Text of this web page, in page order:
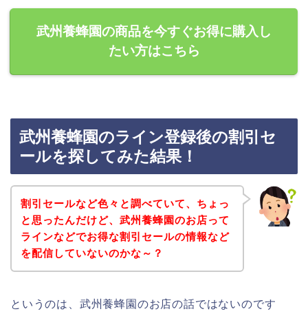
武州養蜂園の商品を今すぐお得に購入し
たい方はこちら
武州養蜂園のライン登録後の割引セ
ールを探してみた結果！
割引セールなど色々と調べていて、ちょっ
と思ったんだけど、武州養蜂園のお店って
ラインなどでお得な割引セールの情報など
を配信していないのかな～？
というのは、武州養蜂園のお店の話ではないのです